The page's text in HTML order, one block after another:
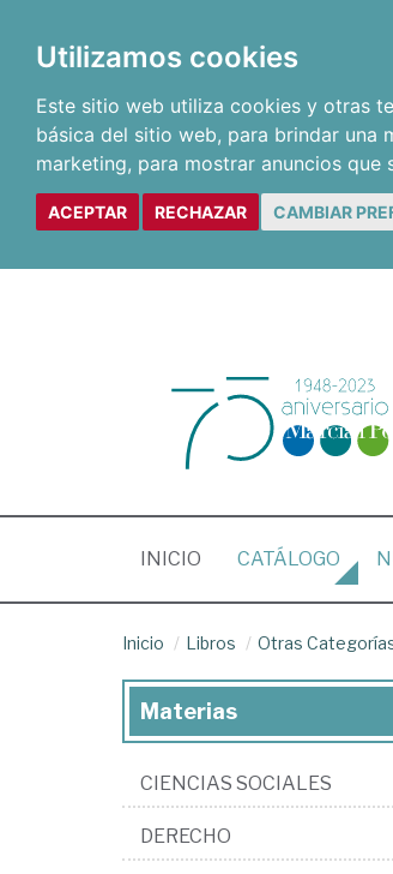
Utilizamos cookies
Este sitio web utiliza cookies y otras
básica del sitio web, para brindar una
marketing, para mostrar anuncios que
ACEPTAR RECHAZAR CAMBIAR
INICIO (CURRENT)
CATÁLOGO
Inicio Libros Otras
Materias
CIENCIAS SOCIALES
DERECHO